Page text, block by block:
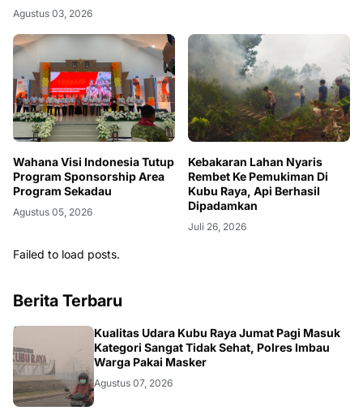
Agustus 03, 2026
Wahana Visi Indonesia Tutup
Program Sponsorship Area
Program Sekadau
Agustus 05, 2026
Kebakaran Lahan Nyaris
Rembet Ke Pemukiman Di
Kubu Raya, Api Berhasil
Dipadamkan
Juli 26, 2026
Failed to load posts.
Berita Terbaru
KALBAR
Kualitas Udara Kubu Raya Jumat Pagi Masuk
Kategori Sangat Tidak Sehat, Polres Imbau
Warga Pakai Masker
Agustus 07, 2026